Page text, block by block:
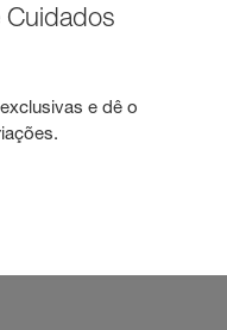
e dê o